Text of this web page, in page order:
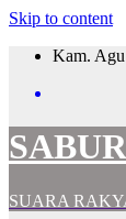
Skip to content
Kam.
SUARA